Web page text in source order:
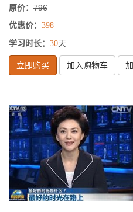
原价： 796
优惠价： 398
学习时长： 30天
立即购买 加入购物车